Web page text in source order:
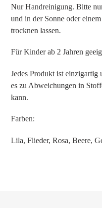
Nur Handreinigung. Bitte
und in der Sonne oder
trocknen lassen.
Für Kinder ab 2 Jahren
Jedes Produkt ist
es zu Abweichungen in
kann.
Farben:
Lila, Flieder, Rosa, Beere,